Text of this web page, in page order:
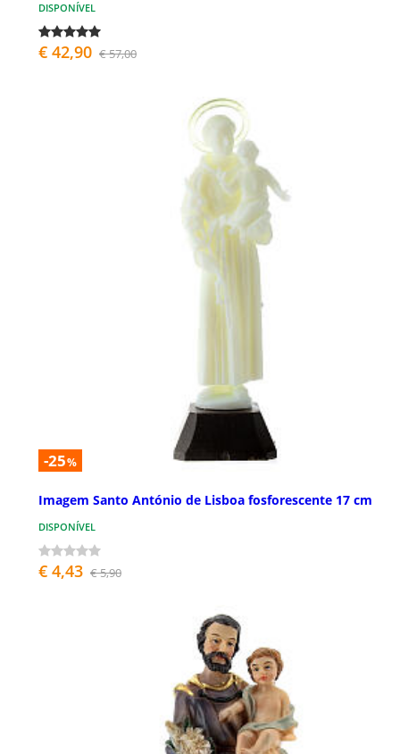
DISPONÍVEL
€ 42,90 € 57,00
-25%
Imagem Santo António de Lisboa fosforescente 17 cm
DISPONÍVEL
€ 4,43 € 5,90